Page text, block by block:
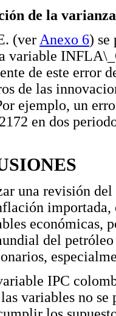
de la
(ver Anexo 6) se
variable
de este error
de las
ejemplo, un
en dos
una revisión
importada,
económicas,
del petróleo
IPC
variables no